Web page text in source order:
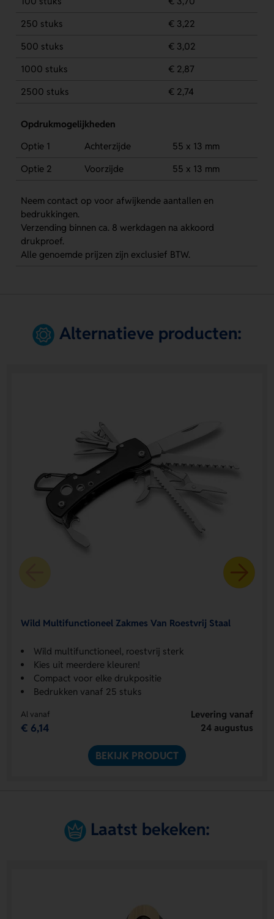
250 stuks
€ 3,22
500 stuks
€ 3,02
1000 stuks
€ 2,87
2500 stuks
€ 2,74
Opdrukmogelijkheden
Optie 1
Achterzijde
55 x 13 mm
Optie 2
Voorzijde 55 x 13 mm
Neem contact op voor afwijkende aantallen en
bedrukkingen.
Verzending binnen ca. 8 werkdagen na akkoord
drukproef.
Alle genoemde prijzen zijn exclusief BTW.
Alternatieve producten:
Wild Multifunctioneel Zakmes Van Roestvrij Staal
Wild multifunctioneel, roestvrij sterk
Kies uit meerdere kleuren!
Compact voor elke drukpositie
Bedrukken vanaf 25 stuks
Al vanaf
€ 6,14
Levering vanaf
24 augustus
BEKIJK PRODUCT
Laatst bekeken: